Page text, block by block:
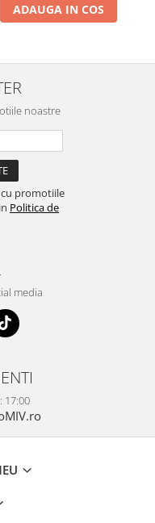
ADAUGA IN COS
noastre
promotiile
Politica de
media
17:00